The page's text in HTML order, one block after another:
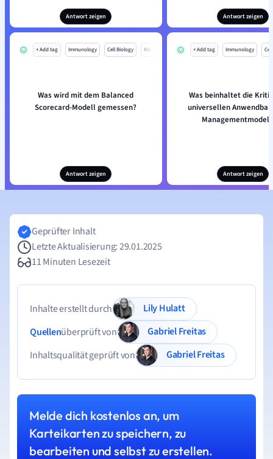
Antwort zeigen Antwort zeigen
+ Add tag Immunology Cell Biology Mo
Was wird mit dem Balanced
Scorecard-Modell gemessen?
Antwort zeigen
+ Add tag Immunology
Was beinhaltet die
universellen
Antwort zeigen
Geprüfter Inhalt
Letzte Aktualisierung: 29.01.2025
11 Minuten Lesezeit
Inhalte erstellt durch
Lily Hulatt
Quellenüberprüft von
Gabriel Freitas
Inhaltsqualität geprüft von
Gabriel Freitas
Melde dich kostenlos an, um
Karteikarten zu speichern, zu
bearbeiten und selbst zu erstellen.